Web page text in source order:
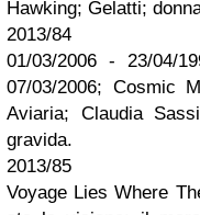
Hawking; Gelatti;
2013/84 *+ 11/
01/03/2006 - 23/04/
07/03/2006; Cosmic
Aviaria; Claudia
gravida.
2013/85 * 14/
Voyage Lies Where